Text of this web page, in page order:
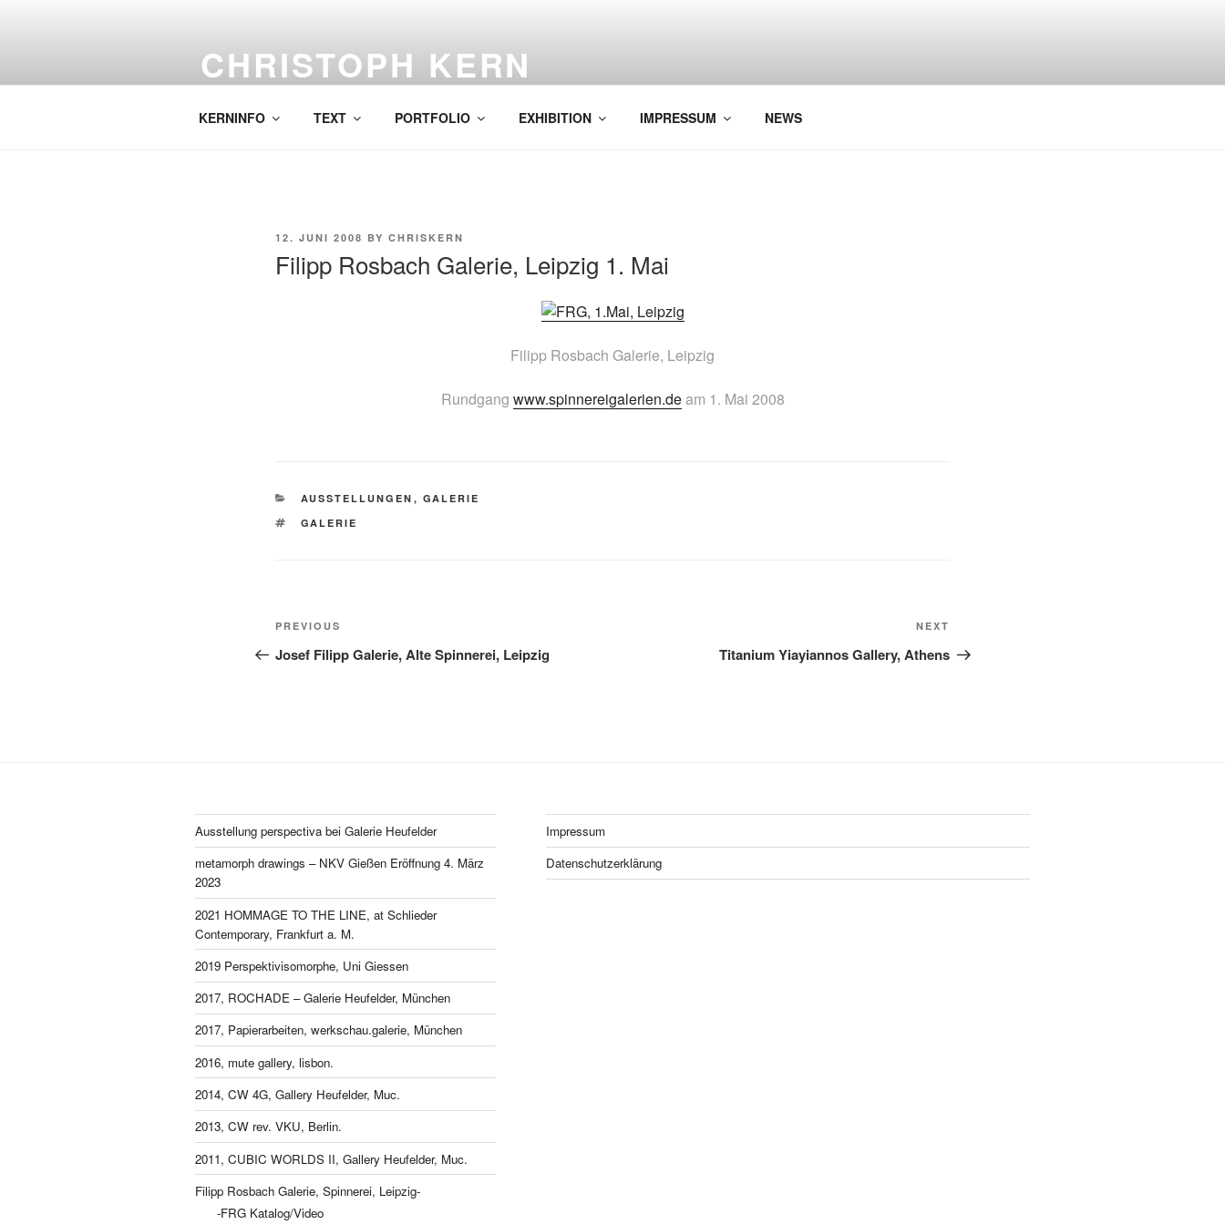
CHRISTOPH KERN
KERNINFO TEXT PORTFOLIO EXHIBITION IMPRESSUM NEWS
POSTED
12. JUNI 2008 BY CHRISKERN
Filipp Rosbach Galerie, Leipzig 1. Mai
Filipp Rosbach Galerie, Leipzig
Rundgang www.spinnereigalerien.deam 1. Mai 2008
CATEGORIES
AUSSTELLUNGEN , GALERIE
TAGS
GALERIE
Post
navigation
Previous
Post
PREVIOUS
Josef Filipp Galerie, Alte Spinnerei, Leipzig
Post
NEXT
Titanium Yiayiannos Gallery, Athens
Ausstellung perspectiva bei Galerie Heufelder
metamorph drawings – NKV Gießen Eröffnung 4. März
2023
2021 HOMMAGE TO THE LINE, at Schlieder
Contemporary, Frankfurt a. M.
2019 Perspektivisomorphe, Uni Giessen
2017, ROCHADE – Galerie Heufelder, München
2017, Papierarbeiten, werkschau.galerie, München
2016, mute gallery, lisbon.
2014, CW 4G, Gallery Heufelder, Muc.
2013, CW rev. VKU, Berlin.
2011, CUBIC WORLDS II, Gallery Heufelder, Muc.
Filipp Rosbach Galerie, Spinnerei, Leipzig-
-FRG Katalog/Video
Impressum
Datenschutzerklärung